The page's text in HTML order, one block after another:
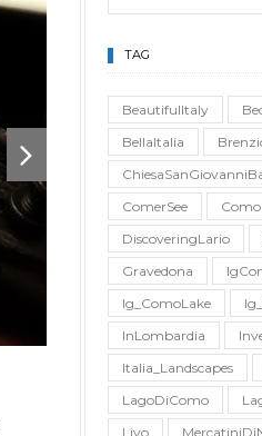
TAG
BeautifulItaly
BellaItalia
ComerSee
Como
DiscoveringLario
Gravedona
Ig_ComoLake
InLombardia
Italia_Landscapes
LagoDiComo
Livo